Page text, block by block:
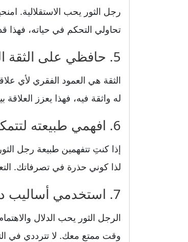
رجل الثور يحب الاستقلالية.
تحاولي التحكم في حياته، فهذا
5. حافظي على الثقة المتبادلة دون شكوك أو غيرة
الثقة هي العمود الفقري لأي
له واثقة فيه، فهذا يعزز العلاقة
6. افهمي طبيعته لتتمكني من التعامل معه
إذا كنتِ تتفهمين طبيعة رجل
لذا كوني حذرة في تصرفاتك.
7. استخدمي أساليب دلال ونعومة لزيادة الحميمية
الرجل الثور يحب الدلال
وقت ممتع معك. لا تترددي في